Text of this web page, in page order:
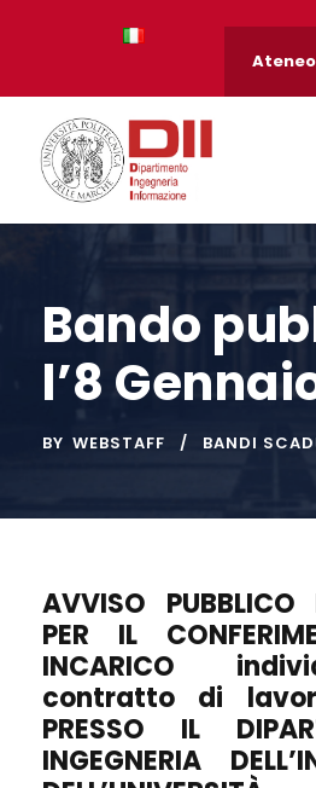
Ateneo
Bando
l’8
BY WEBSTAFF BANDI
AVVISO PUBBLICO
PER IL
INCARICO
contratto di
PRESSO IL
INGEGNERIA